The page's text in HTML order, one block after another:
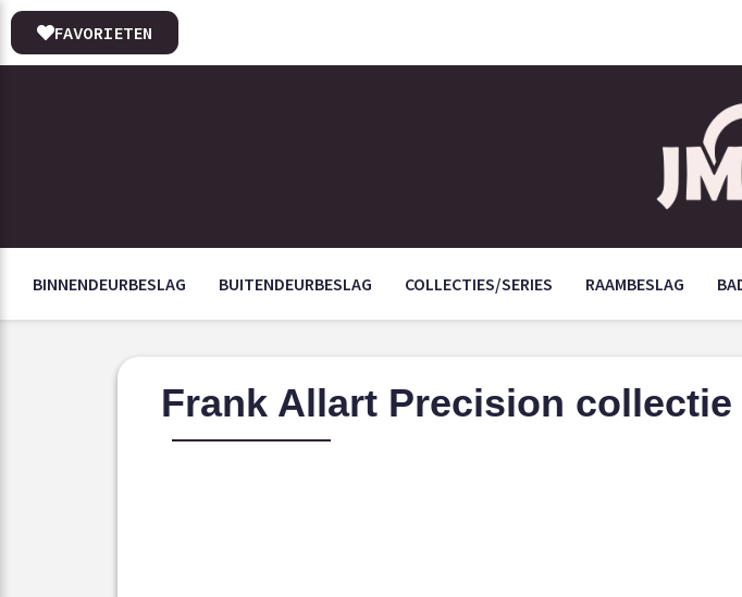
FAVORIETEN
BINNENDEURBESLAG BUITENDEURBESLAG COLLECTIES/SERIES RAAMBESLAG
Frank Allart Precision collectie